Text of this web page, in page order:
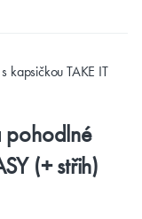
pohodlné
(+ střih)